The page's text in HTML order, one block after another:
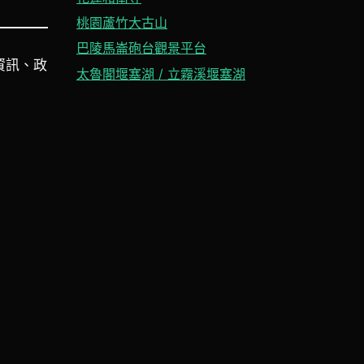
訊、政
桃園蘆竹大古山
巴陵馬崙砲台觀景平台
太魯閣堰塞湖 / 立霧溪堰塞湖